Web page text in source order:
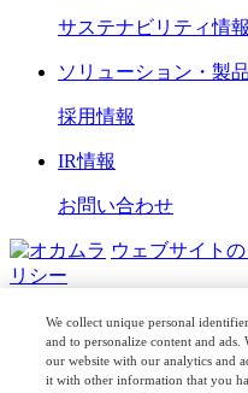
サステナビリティ情報
ソリューション・製品
採用情報
IR情報
お問い合わせ
ウェブサイト
リシー
COPYRIGHT ©
RESERVED.
日本公式
We collect unique personal
and to personalize content and
our website with our analytics and
it with other information that you